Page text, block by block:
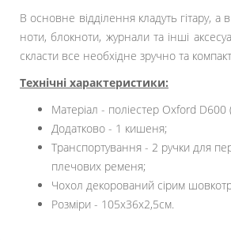
В основне відділення кладуть гітару,
ноти, блокноти, журнали та інші
скласти все необхідне зручно та
Технічні характеристики:
Матеріал - поліестер Oxford D600
Додатково - 1 кишеня;
Транспортування - 2 ручки для
плечових ременя;
Чохол декорований сірим
Розміри - 105x36x2,5см.